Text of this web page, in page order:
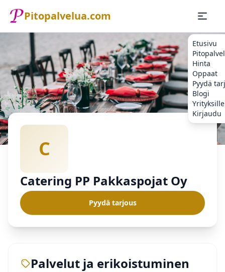
Pitopalvelua.com
Etusivu
Hinta
Oppaat
Pyydä
Blogi
Yrityksille
Kirjaudu
Etusivu
Pitopalvelu
C
Catering PP Pakkaspojat Oy
Pyydä tarjous
Palvelut ja erikoistuminen